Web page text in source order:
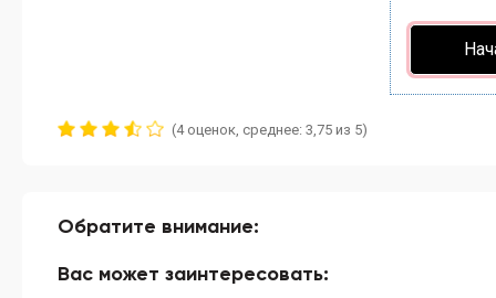
(4 оценок, среднее: 3,75 из 5)
Обратите внимание:
Вас может заинтересовать: